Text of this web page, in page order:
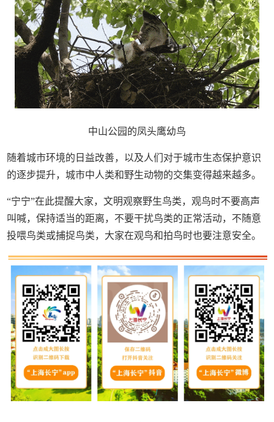
中山公园的凤头鹰幼鸟
随着城市环境的日益改善，以及人们对于城市生态保护意识
的逐步提升，城市中人类和野生动物的交集变得越来越多。
“宁宁”在此提醒大家，文明观察野生鸟类，观鸟时不要高声
叫喊，保持适当的距离，不要干扰鸟类的正常活动，不随意
投喂鸟类或捕捉鸟类，大家在观鸟和拍鸟时也要注意安全。